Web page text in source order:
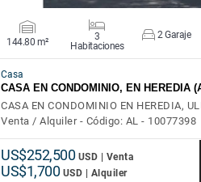
144.80 m²
3
Habitaciones
2 Garaje
Casa
CASA EN CONDOMINIO, EN HEREDIA
CASA EN CONDOMINIO EN HEREDIA,
Venta / Alquiler - Código: AL -
US$252,500 USD | Venta
US$1,700 USD | Alquiler